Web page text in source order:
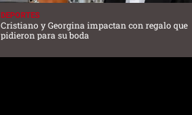
DEPORTES
Cristiano y Georgina impactan con regalo que
pidieron para su boda